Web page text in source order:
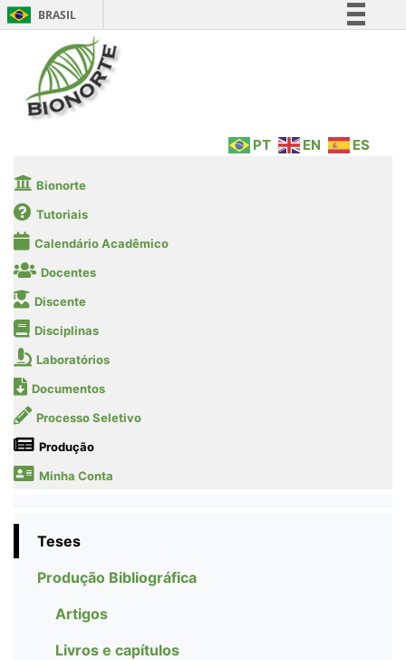
BRASIL
Legislação
PT EN ES
Bionorte
Tutoriais
Calendário Acadêmico
Docentes
Discente
Disciplinas
Laboratórios
Documentos
Processo Seletivo
Produção
Minha Conta
Teses
Produção Bibliográfica
Artigos
Livros e capítulos